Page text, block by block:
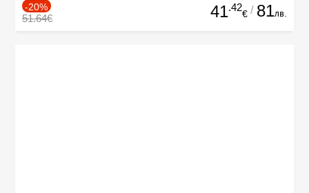
-20%
51.64€ 41.42
€ / 81лв.